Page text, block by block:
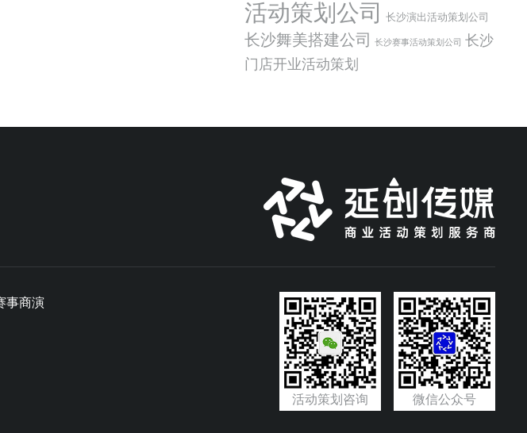
活动策划公司 长沙演出活动策划公司
长沙舞美搭建公司 长沙赛事活动策划公司 长沙
门店开业活动策划
事商演
活动策划咨询
微信公众号